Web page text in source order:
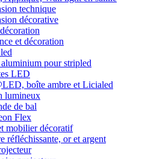
technique
décorative
et décoration
pour stripled
LED
boîte ambre et Licialed
lumineux
de bal
Flex
mobilier décoratif
réfléchissante, or et argent